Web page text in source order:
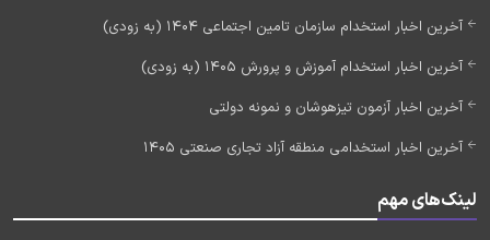
آخرین اخبار استخدام سازمان تامین اجتماعی 1404 (به زودی)
آخرین اخبار استخدام آموزش و پرورش 1405 (به زودی)
آخرین اخبار آزمون تیزهوشان و نمونه دولتی
آخرین اخبار استخدامی منطقه آزاد تجاری صنعتی 1405
لینک‌های مهم